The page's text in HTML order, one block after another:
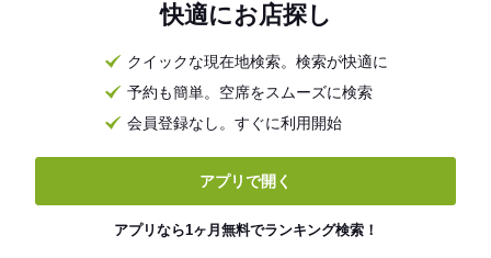
快適にお店探し
クイックな現在地検索。検索が快適に
予約も簡単。空席をスムーズに検索
会員登録なし。すぐに利用開始
アプリで開く
アプリなら1ヶ月無料でランキング検索！